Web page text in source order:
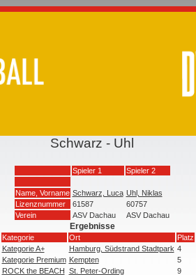
Schwarz - Uhl
Spieler 1 Spieler 2
Name, Vorname Schwarz, Luca Uhl, Niklas
Lizenznummer
61587
60757
Verein
ASV Dachau ASV Dachau
Ergebnisse
Kategorie Ort Platz
Kategorie A+ Hamburg, Südstrand Stadtpark 4
Kategorie Premium Kempten 5
ROCK the BEACH St. Peter-Ording 9